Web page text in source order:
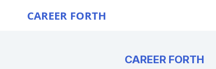
CAREER FORTH
CAREER FORTH